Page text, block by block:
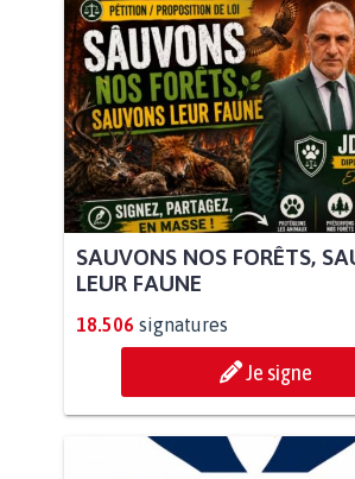
SAUVONS NOS FORÊTS,
LEUR FAUNE
18.506 signatures
Je signe